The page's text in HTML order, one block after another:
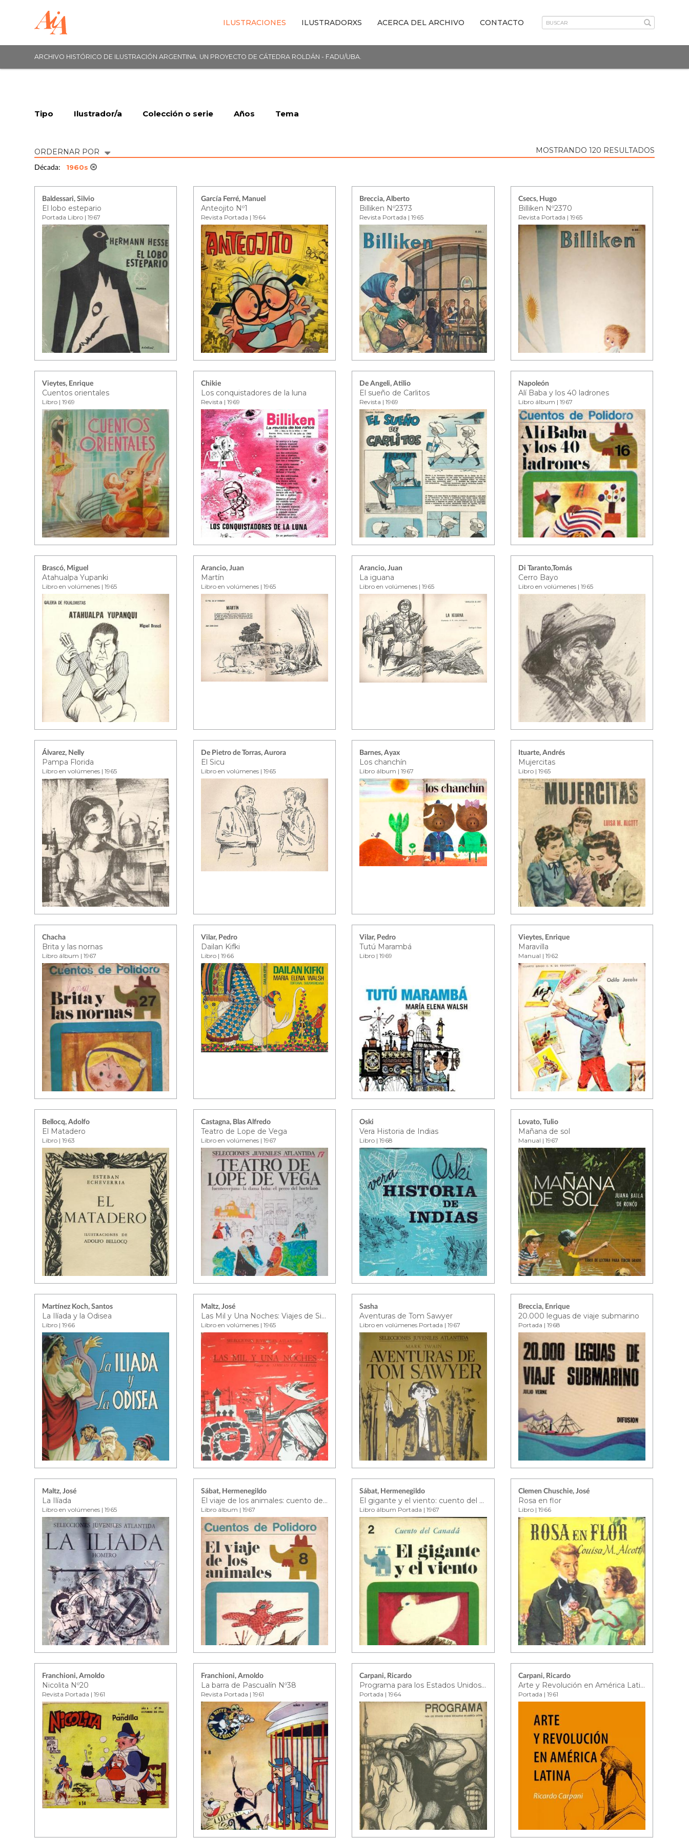
ILUSTRACIONES ILUSTRADORXS ACERCA DEL ARCHIVO CONTACTO
ARCHIVO HISTÓRICO DE ILUSTRACIÓN ARGENTINA. UN PROYECTO DE CÁTEDRA ROLDÁN - FADU/UBA.
Tipo Ilustrador/a Colección o serie Años Tema
ORDERNAR POR MOSTRANDO 120 RESULTADOS
Década: 1960s
Baldessari, Silvio
El lobo estepario
Portada Libro | 1967
García Ferré, Manuel
Anteojito Nº1
Revista Portada | 1964
Breccia, Alberto
Billiken Nº2373
Revista Portada | 1965
Csecs, Hugo
Billiken Nº2370
Revista Portada | 1965
Vieytes, Enrique
Cuentos orientales
Libro | 1969
Chikie
Los conquistadores de la luna
Revista | 1969
De Angeli, Atilio
El sueño de Carlitos
Revista | 1969
Napoleón
Alí Baba y los 40 ladrones
Libro álbum | 1967
Brascó, Miguel
Atahualpa Yupanki
Libro en volúmenes | 1965
Arancio, Juan
Martín
Libro en volúmenes | 1965
Arancio, Juan
La iguana
Libro en volúmenes | 1965
Di Taranto,Tomás
Cerro Bayo
Libro en volúmenes | 1965
Álvarez, Nelly
Pampa Florida
Libro en volúmenes | 1965
De Pietro de Torras, Aurora
El Sicu
Libro en volúmenes | 1965
Barnes, Ayax
Los chanchín
Libro álbum | 1967
Ituarte, Andrés
Mujercitas
Libro | 1965
Chacha
Brita y las nornas
Libro álbum | 1967
Vilar, Pedro
Dailan Kifki
Libro | 1966
Vilar, Pedro
Tutú Marambá
Libro | 1969
Vieytes, Enrique
Maravilla
Manual | 1962
Bellocq, Adolfo
El Matadero
Libro | 1963
Castagna, Blas Alfredo
Teatro de Lope de Vega
Libro en volúmenes | 1967
Oski
Vera Historia de Indias
Libro | 1968
Lovato, Tulio
Mañana de sol
Manual | 1967
Martínez Koch, Santos
La Ilíada y la Odisea
Libro | 1966
Maltz, José
Las Mil y Una Noches: Viajes de Simbad el Marino
Libro en volúmenes | 1965
Sasha
Aventuras de Tom Sawyer
Libro en volúmenes Portada | 1967
Breccia, Enrique
20.000 leguas de viaje submarino
Portada | 1968
Maltz, José
La Ilíada
Libro en volúmenes | 1965
Sábat, Hermenegildo
El viaje de los animales: cuento de Polonia
Libro álbum | 1967
Sábat, Hermenegildo
El gigante y el viento: cuento del Canadá
Libro álbum Portada | 1967
Clemen Chuschie, José
Rosa en flor
Libro | 1966
Franchioni, Arnoldo
Nicolita Nº20
Revista Portada | 1961
Franchioni, Arnoldo
La barra de Pascualín Nº38
Revista Portada | 1961
Carpani, Ricardo
Programa para los Estados Unidos Socialistas de América Latina : 1
Portada | 1964
Carpani, Ricardo
Arte y Revolución en América Latina
Portada | 1961